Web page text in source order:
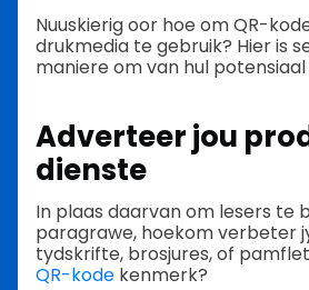
Nuuskierig oor hoe om QR-
drukmedia te gebruik? Hier is
maniere om van hul
Adverteer jou
dienste
In plaas daarvan om lesers te
paragrawe, hoekom verbeter
tydskrifte, brosjures, of
QR-kode kenmerk?